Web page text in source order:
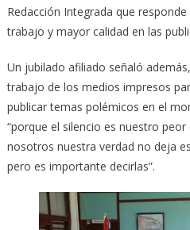
Redacción Integrada que
trabajo y mayor calidad en las
Un jubilado afiliado señaló
trabajo de los medios impresos
publicar temas polémicos en el
“porque el silencio es nuestro
nosotros nuestra verdad no deja
pero es importante decirlas”.